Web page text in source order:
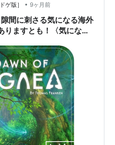
ゲ版］ • 9ヶ月前
間に刺さる気になる海外
りますとも！〈気になる